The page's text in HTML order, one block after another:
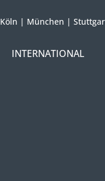
Köln | München |
INTERNATIONAL